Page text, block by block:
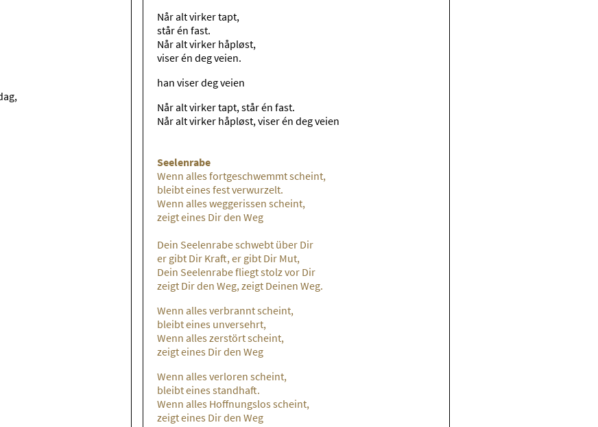
Når alt virker tapt,
står én fast.
Når alt virker håpløst,
viser én deg veien.
han viser deg veien
Når alt virker tapt, står én fast.
Når alt virker håpløst, viser én deg veien
Seelenrabe
Wenn alles fortgeschwemmt scheint,
bleibt eines fest verwurzelt.
Wenn alles weggerissen scheint,
zeigt eines Dir den Weg
Dein Seelenrabe schwebt über Dir
er gibt Dir Kraft, er gibt Dir Mut,
Dein Seelenrabe fliegt stolz vor Dir
zeigt Dir den Weg, zeigt Deinen Weg.
Wenn alles verbrannt scheint,
bleibt eines unversehrt,
Wenn alles zerstört scheint,
zeigt eines Dir den Weg
Wenn alles verloren scheint,
bleibt eines standhaft.
Wenn alles Hoffnungslos scheint,
zeigt eines Dir den Weg